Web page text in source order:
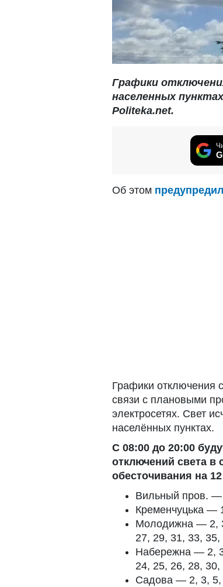
Графики
населенных
Politeka.net.
Об этом
Графики отключения
связи с плановыми
электросетях. Свет
населённых пунктах.
С 08:00 до 20:00
отключений света
обесточивания на
Вильный пров. —
Кременчуцька —
Молодижна — 2,
27, 29, 31, 33, 35,
Набережна — 2,
24, 25, 26, 28,
Садова — 2, 3, 5,